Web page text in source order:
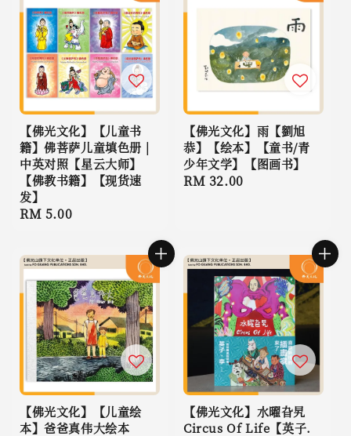
【佛光文化】【儿童书
籍】佛菩萨儿童填色册 |
中英对照【星云大师】
【佛教书籍】【现货速
发】
Regular
RM 5.00
【佛光文化】雨【劉旭
恭】【绘本】【童书/青
少年文学】【图画书】
Regular
RM 32.00
【佛光文化】【儿童绘
本】爸爸真伟大绘本
【佛光文化】水曜旮旯
Circus Of Life【英子.